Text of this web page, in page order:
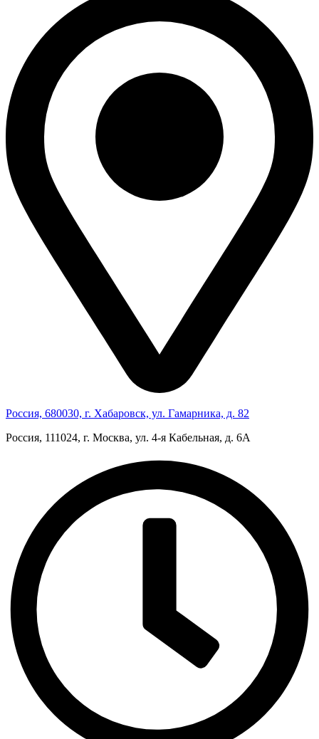
Россия, 680030, г. Хабаровск, ул. Гамарника, д. 82
Россия, 111024, г. Москва, ул. 4‑я Кабельная, д. 6А